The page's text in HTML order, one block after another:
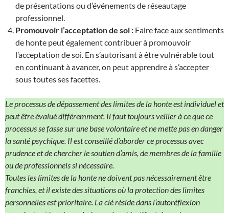
de présentations ou d’événements de réseautage
professionnel.
Promouvoir l’acceptation de soi : Faire face aux sentiments
de honte peut également contribuer à promouvoir
l’acceptation de soi. En s’autorisant à être vulnérable tout
en continuant à avancer, on peut apprendre à s’accepter
sous toutes ses facettes.
Le processus de dépassement des limites de la honte est individuel et
peut être évalué différemment. Il faut toujours veiller à ce que ce
processus se fasse sur une base volontaire et ne mette pas en danger
la santé psychique. Il est conseillé d’aborder ce processus avec
prudence et de chercher le soutien d’amis, de membres de la famille
ou de professionnels si nécessaire.
Toutes les limites de la honte ne doivent pas nécessairement être
franchies, et il existe des situations où la protection des limites
personnelles est prioritaire. La clé réside dans l’autoréflexion